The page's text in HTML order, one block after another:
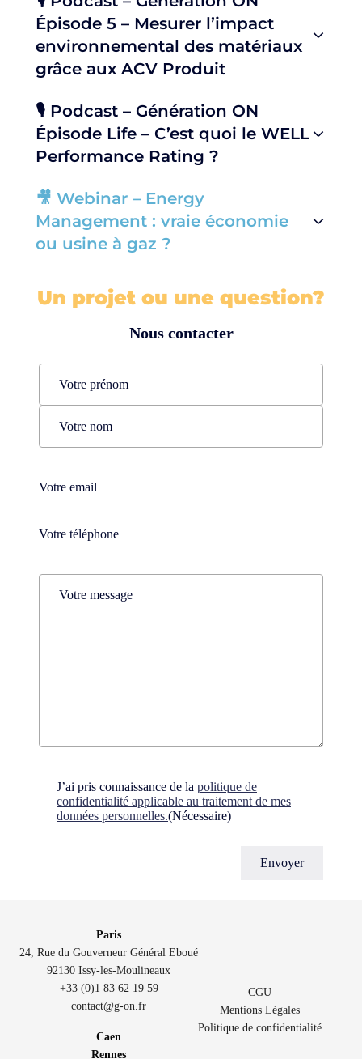
Épisode 5 – Mesurer l’impact
environnemental des matériaux
grâce aux ACV Produit
🎙️ Podcast – Génération ON
Épisode Life – C’est quoi le WELL
Performance Rating ?
🎥 Webinar – Energy
Management : vraie économie
ou usine à gaz ?
Un projet ou une question?
Nous contacter
Name
Prénom
Téléphone(Nécessaire)
Téléphone(Nécessaire)
Comments
Consent(Nécessaire)
J’ai pris connaissance de la politique de
confidentialité applicable au traitement de mes
données personnelles.(Nécessaire)
Paris
24, Rue du Gouverneur Général Eboué
92130 Issy-les-Moulineaux
+33 (0)1 83 62 19 59
contact@g-on.fr
Caen
Rennes
CGU
Mentions Légales
Politique de confidentialité